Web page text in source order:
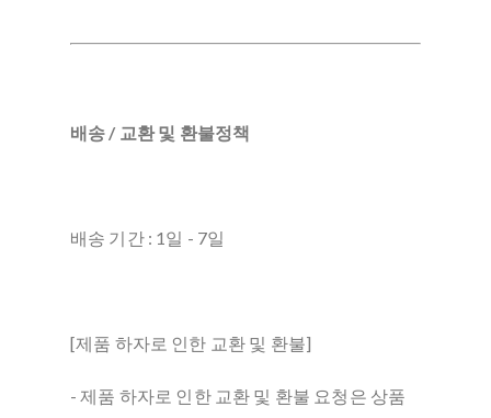
배송 / 교환 및 환불정책
배송 기간 : 1일 - 7일
[제품 하자로 인한 교환 및 환불]
- 제품 하자로 인한 교환 및 환불 요청은 상품